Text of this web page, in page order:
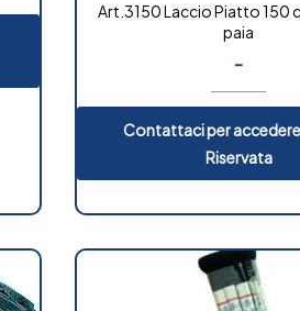
Art.3150 Laccio Piatto 150
paia
-
Contattaci per accedere
Riservata